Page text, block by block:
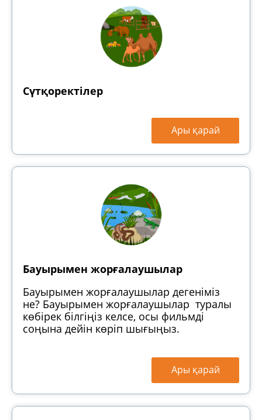
Сүтқоректілер
Ары қарай
Бауырымен жорғалаушылар
Бауырымен жорғалаушылар дегеніміз
не? Бауырымен жорғалаушылар туралы
көбірек білгіңіз келсе, осы фильмді
соңына дейін көріп шығыңыз.
Ары қарай